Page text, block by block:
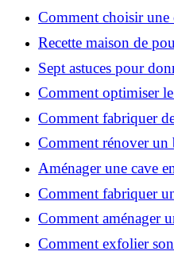
ville en 2026 ?
Comment choisir une
rénovation en 2026 ?
Recette maison de
Sept astuces pour
à votre cuisine
Comment optimiser
et gagner de la place ?
Comment fabriquer
de karité ?
Comment rénover un
budget et matériaux ?
Aménager une cave
essentielles
Comment fabriquer
l'huile de rose musquée
Comment aménager
efficacement ?
Comment exfolier